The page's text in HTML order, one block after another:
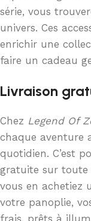
série, vous
univers. Ces
enrichir une
faire un cadeau
Livraison
Chez Legend Of
chaque aventure
quotidien. C’est
gratuite sur toute
vous en achetiez
votre panoplie,
frais, prêts à